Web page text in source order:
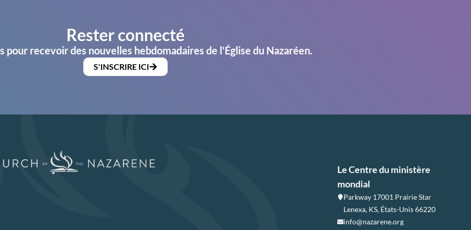
Rester connecté
pour recevoir des nouvelles hebdomadaires de l'Église du Nazaréen.
S'INSCRIRE ICI
Le Centre du ministère
mondial
Parkway 17001 Prairie Star
Lenexa, KS, États-Unis 66220
info@nazarene.org